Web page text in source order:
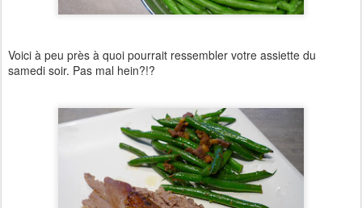
Voici à peu près à quoi pourrait ressembler votre assiette du
samedi soir. Pas mal hein?!?